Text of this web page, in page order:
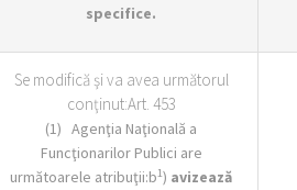
specifice.
Se modifică şi va avea următorul
conţinut:Art. 453
(1) Agenţia Naţională a
Funcţionarilor Publici are
următoarele atribuţii:b1) avizează